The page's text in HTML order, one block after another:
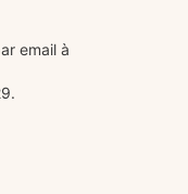
email à